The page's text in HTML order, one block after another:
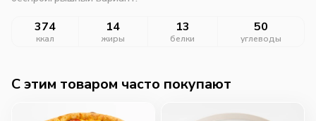
374
ккал
14
жиры
13
белки
50
углеводы
C этим товаром часто покупают